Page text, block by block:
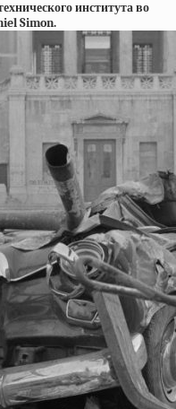
института во
Simon.